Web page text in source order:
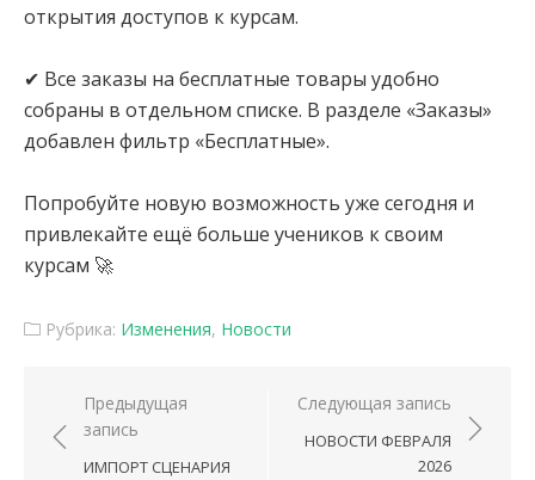
открытия доступов к курсам.
✔ Все заказы на бесплатные товары удобно
собраны в отдельном списке. В разделе «Заказы»
добавлен фильтр «Бесплатные».
Попробуйте новую возможность уже сегодня и
привлекайте ещё больше учеников к своим
курсам 🚀
Рубрика: Изменения, Новости
Навигация по записям
Предыдущая
запись
ИМПОРТ СЦЕНАРИЯ
Следующая запись
НОВОСТИ ФЕВРАЛЯ
2026